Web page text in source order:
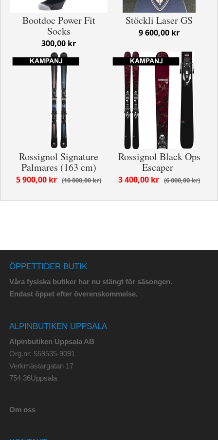
Bootdoc Power Fit
Socks
300,00 kr
Stöckli Laser GS
9 600,00 kr
Rossignol Signature
Palmares (163 cm)
10 000,00 kr
5 900,00 kr
Rossignol Black Ops
Escaper
6 000,00 kr
3 400,00 kr
ÖPPETTIDER BUTIK
Våra fysiska butiker har nu stängt för säsongen.
Endast öppet efter överenskommelse.
ALPINBUTIKEN UPPSALA
Alpinbutiken Uppsala AB
Org.nr: 559535-9091
Verkmästargatan 17
754 36Uppsala
Om oss